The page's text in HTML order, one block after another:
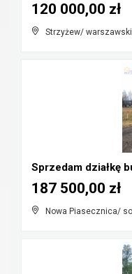
Strzyżew/
120 000,00 zł
Nowa Piasecznica/
187 500,00 zł